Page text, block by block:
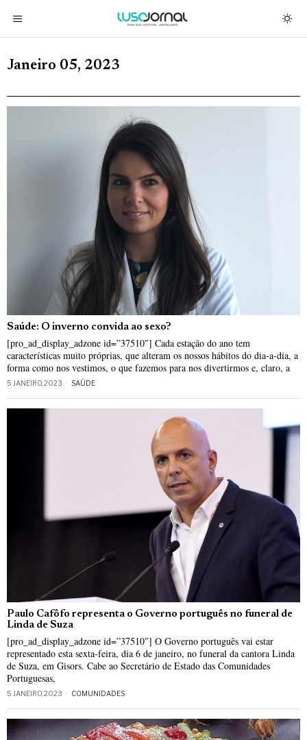
Janeiro 05, 2023
Saúde: O inverno convida ao sexo?
[pro_ad_display_adzone id=”37510″] Cada estação do ano tem
características muito próprias, que alteram os nossos hábitos do dia-a-dia, a
forma como nos vestimos, o que fazemos para nos divertirmos e, claro, a
5 JANEIRO, 2023 SAÚDE
Paulo Cafôfo representa o Governo português no funeral de
Linda de Suza
[pro_ad_display_adzone id=”37510″] O Governo português vai estar
representado esta sexta-feira, dia 6 de janeiro, no funeral da cantora Linda
de Suza, em Gisors. Cabe ao Secretário de Estado das Comunidades
Portuguesas,
5 JANEIRO, 2023 COMUNIDADES